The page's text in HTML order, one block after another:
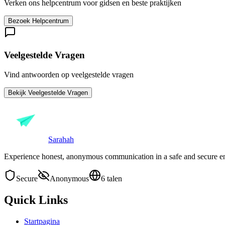
Verken ons helpcentrum voor gidsen en beste praktijken
Bezoek Helpcentrum
Veelgestelde Vragen
Vind antwoorden op veelgestelde vragen
Bekijk Veelgestelde Vragen
Sarahah
Experience honest, anonymous communication in a safe and secure
Secure Anonymous 6 talen
Quick Links
Startpagina